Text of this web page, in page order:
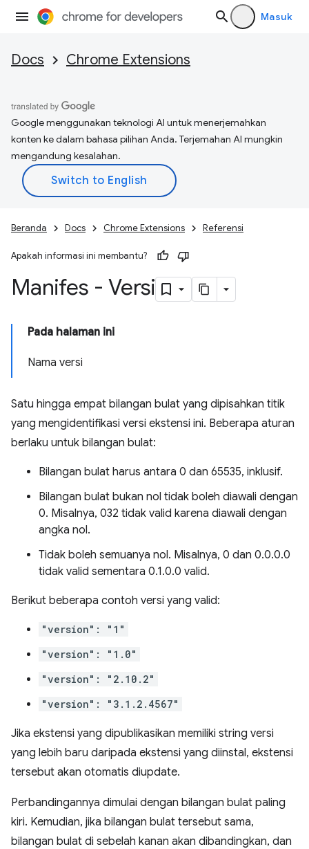
Masuk
Docs Chrome Extensions
Google menggunakan teknologi AI untuk menerjemahkan
konten ke dalam bahasa pilihan Anda. Terjemahan AI mungkin
mengandung kesalahan.
Beranda Docs Chrome Extensions Referensi
Apakah informasi ini membantu?
Manifes - Versi
Pada halaman ini
Nama versi
Satu hingga empat bilangan bulat yang dipisahkan titik
yang mengidentifikasi versi ekstensi ini. Beberapa aturan
berlaku untuk bilangan bulat:
Bilangan bulat harus antara 0 dan 65535, inklusif.
Bilangan bulat bukan nol tidak boleh diawali dengan
0. Misalnya, 032 tidak valid karena diawali dengan
angka nol.
Tidak boleh semuanya nol. Misalnya, 0 dan 0.0.0.0
tidak valid sementara 0.1.0.0 valid.
Berikut beberapa contoh versi yang valid:
"version": "1"
"version": "1.0"
"version": "2.10.2"
"version": "3.1.2.4567"
Jika ekstensi yang dipublikasikan memiliki string versi
yang lebih baru daripada ekstensi yang diinstal, ekstensi
tersebut akan otomatis diupdate.
Perbandingannya dimulai dengan bilangan bulat paling
kiri. Kemudian, jika bilangan bulat tersebut sama,
bilangan bulat di sebelah kanan akan dibandingkan, dan